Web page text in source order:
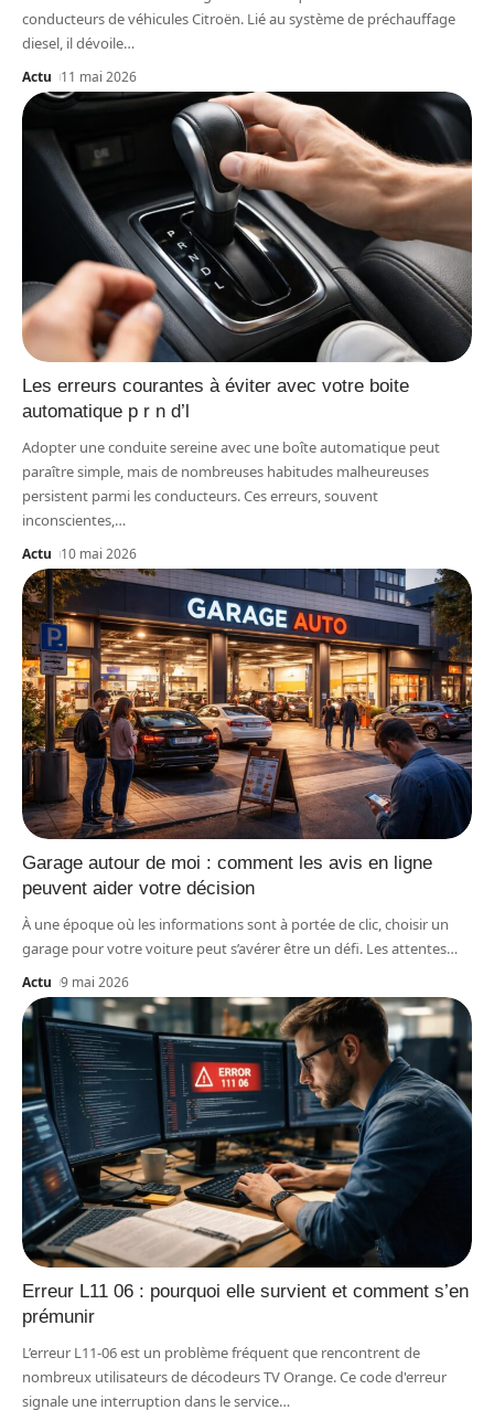
conducteurs de véhicules Citroën. Lié au système de préchauffage
diesel, il dévoile…
Actu 11 mai 2026
Les erreurs courantes à éviter avec votre boite
automatique p r n d’l
Adopter une conduite sereine avec une boîte automatique peut
paraître simple, mais de nombreuses habitudes malheureuses
persistent parmi les conducteurs. Ces erreurs, souvent
inconscientes,…
Actu 10 mai 2026
Garage autour de moi : comment les avis en ligne
peuvent aider votre décision
À une époque où les informations sont à portée de clic, choisir un
garage pour votre voiture peut s’avérer être un défi. Les attentes…
Actu 9 mai 2026
Erreur L11 06 : pourquoi elle survient et comment s’en
prémunir
L’erreur L11-06 est un problème fréquent que rencontrent de
nombreux utilisateurs de décodeurs TV Orange. Ce code d'erreur
signale une interruption dans le service…